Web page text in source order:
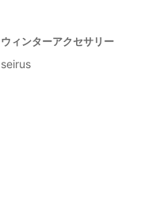
ウィンターアクセサリー
seirus